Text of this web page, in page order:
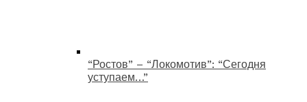
“Ростов” – “Локомотив”: “Сегодня
уступаем…”